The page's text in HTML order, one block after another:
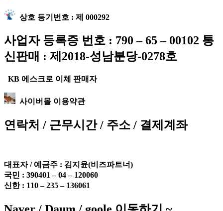
상호 등기번호 : 제 000292
사업자 등록증 번호 : 790 – 65 – 00102 통
신판매 : 제2018-성남분당-0278호
KB 에스크로 이체 판매자
사이버몰 이용약관
연락처 / 근무시간 / 주소 / 결제계좌
대표자 / 예금주 : 김지윤(비즈파트너)
국민 : 390401 – 04 – 120060
신한 : 110 – 235 – 136061